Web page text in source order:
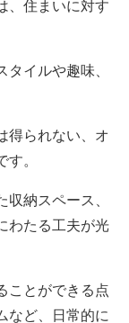
、住まいに対す
イルや趣味、
得られない、オ
す。
納スペース、
わたる工夫が光
ことができる点
など、日常的に